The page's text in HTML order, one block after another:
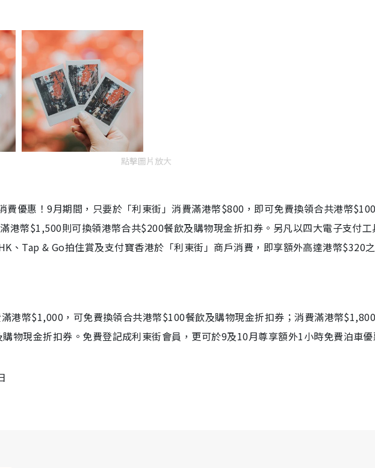
點擊圖片放大
費優惠！9月期間，只要於「利東街」消費滿港幣$800，即可免費換領合共港幣
港幣$1,500則可換領港幣合共$200餐飲及購物現金折扣券。另凡以四大電子支付工
、Tap & Go拍住賞及支付寶香港於「利東街」商戶消費，即享額外高達港幣$320
港幣$1,000，可免費換領合共港幣$100餐飲及購物現金折扣券；消費滿港幣
物現金折扣券。免費登記成利東街會員，更可於9及10月尊享額外1小時免費泊車